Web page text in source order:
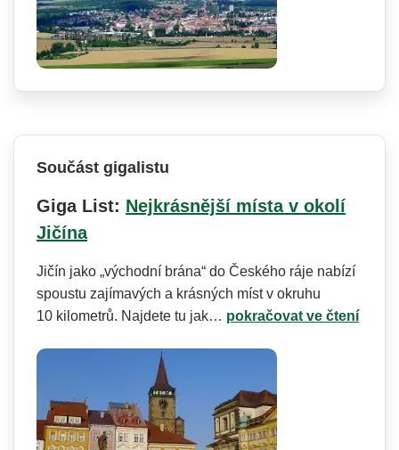
Součást gigalistu
Giga List: Nejkrásnější místa v okolí
Jičína
Jičín jako „východní brána“ do Českého ráje nabízí
spoustu zajímavých a krásných míst v okruhu
10 kilometrů. Najdete tu jak… pokračovat ve čtení